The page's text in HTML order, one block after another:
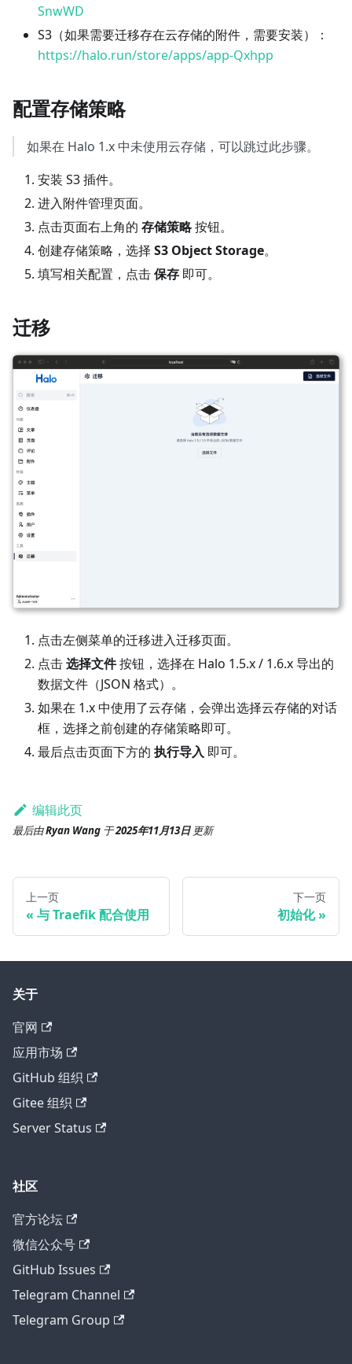
SnwWD
S3（如果需要迁移存在云存储的附件，需要安装）：
https://halo.run/store/apps/app-Qxhpp
配置存储策略
如果在 Halo 1.x 中未使用云存储，可以跳过此步骤。
安装 S3 插件。
进入附件管理页面。
点击页面右上角的 存储策略按钮。
创建存储策略，选择 S3 Object Storage。
填写相关配置，点击保存 即可。
迁移
点击左侧菜单的迁移进入迁移页面。
点击选择文件按钮，选择在 Halo 1.5.x / 1.6.x 导出的
数据文件（JSON 格式）。
如果在 1.x 中使用了云存储，会弹出选择云存储的对话
框，选择之前创建的存储策略即可。
最后点击页面下方的 执行导入 即可。
编辑此页
最后由Ryan Wang 于2025年11月13日 更新
上一页
与 Traefik 配合使用
下一页
初始化
关于
官网
应用市场
GitHub 组织
Gitee 组织
Server Status
社区
官方论坛
微信公众号
GitHub Issues
Telegram Channel
Telegram Group